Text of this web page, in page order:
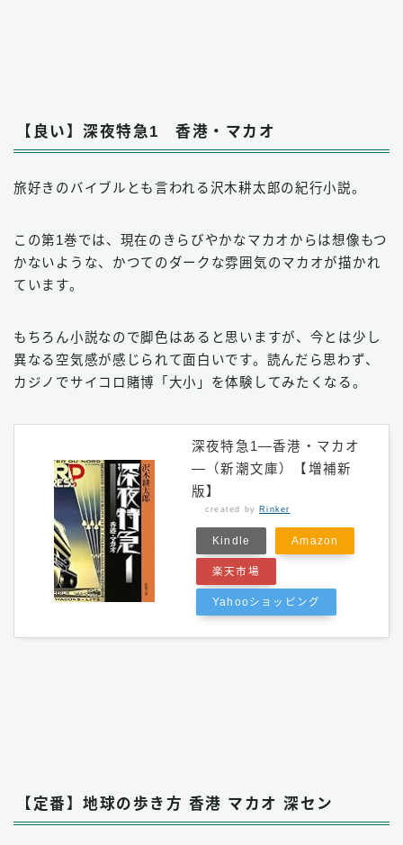
【良い】深夜特急1 香港・マカオ
旅好きのバイブルとも言われる沢木耕太郎の紀行小説。
この第1巻では、現在のきらびやかなマカオからは想像もつ
かないような、かつてのダークな雰囲気のマカオが描かれ
ています。
もちろん小説なので脚色はあると思いますが、今とは少し
異なる空気感が感じられて面白いです。読んだら思わず、
カジノでサイコロ賭博「大小」を体験してみたくなる。
深夜特急1―香港・マカオ
―（新潮文庫）【増補新
版】
created by Rinker
Kindle Amazon
楽天市場
Yahooショッピング
【定番】地球の歩き方 香港 マカオ 深セン